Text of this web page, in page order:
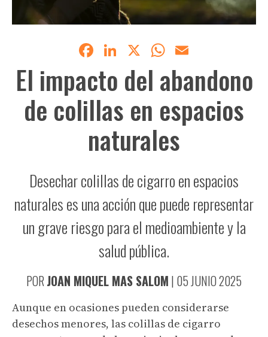
Facebook
LinkedIn
X WhatsApp
El impacto del abandono
de colillas en espacios
naturales
Desechar colillas de cigarro en espacios
naturales es una acción que puede representar
un grave riesgo para el medioambiente y la
salud pública.
PORJOAN MIQUEL MAS SALOM | 05 JUNIO 2025
Aunque en ocasiones pueden considerarse
desechos menores, las colillas de cigarro